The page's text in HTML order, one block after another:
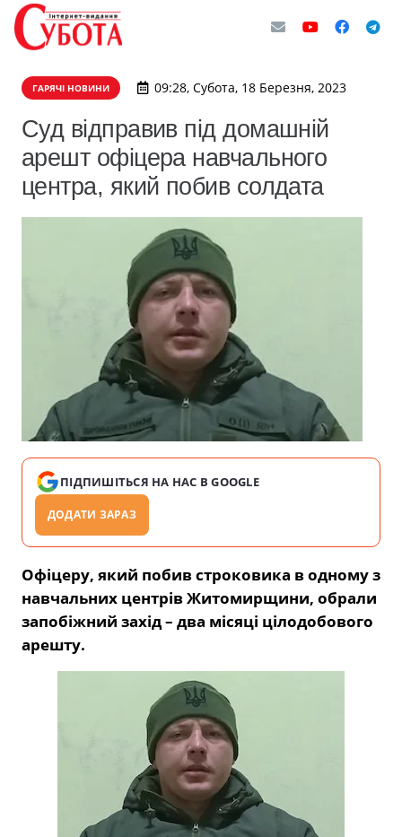
ГАРЯЧІ НОВИНИ 09:28, Субота, 18 Березня, 2023
Суд відправив під домашній
арешт офіцера навчального
центра, який побив солдата
ПІДПИШІТЬСЯ НА НАС В GOOGLE
ДОДАТИ ЗАРАЗ
Офіцеру, який побив строковика в одному з
навчальних центрів Житомирщини, обрали
запобіжний захід – два місяці цілодобового
арешту.